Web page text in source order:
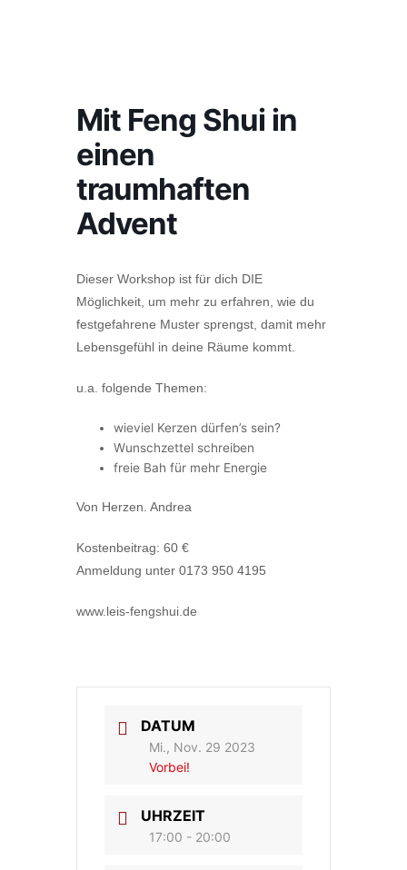
Mit Feng Shui in
einen
traumhaften
Advent
Dieser Workshop ist für dich DIE
Möglichkeit, um mehr zu erfahren, wie du
festgefahrene Muster sprengst, damit mehr
Lebensgefühl in deine Räume kommt.
u.a. folgende Themen:
wieviel Kerzen dürfen’s sein?
Wunschzettel schreiben
freie Bah für mehr Energie
Von Herzen. Andrea
Kostenbeitrag: 60 €
Anmeldung unter 0173 950 4195
www.leis-fengshui.de
DATUM
Mi., Nov. 29 2023
Vorbei!
UHRZEIT
17:00 - 20:00